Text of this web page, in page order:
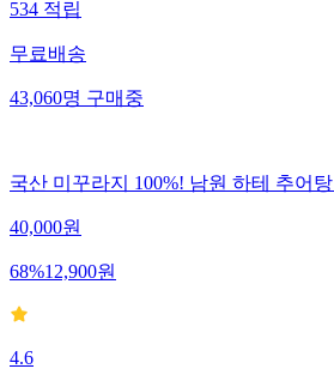
534적립
무료배송
43,060명구매중
국산 미꾸라지 100%! 남원 하테 추어
40,000원
68%12,900원
4.6